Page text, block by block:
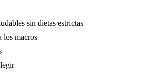
sin dietas estrictas
los macros